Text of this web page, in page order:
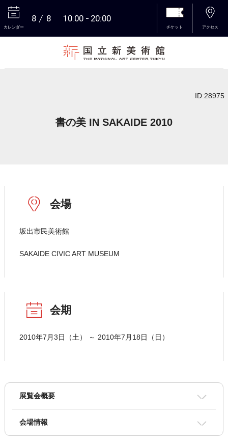
カレンダー
8 8 10:00 20:00
チケット アクセス
ID:28975
書の美 IN SAKAIDE 2010
会場
坂出市民美術館
SAKAIDE CIVIC ART MUSEUM
会期
2010年7月3日（土） ～ 2010年7月18日（日）
展覧会概要
会場情報